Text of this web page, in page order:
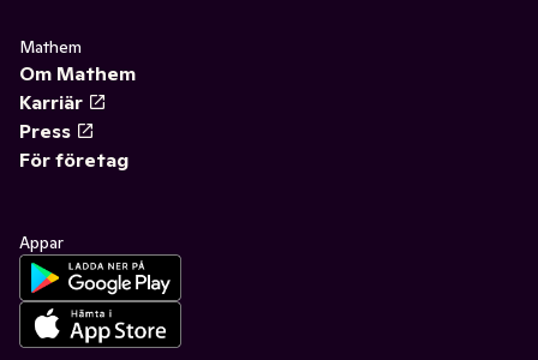
Mathem
Om Mathem
Karriär
Press
För företag
Appar